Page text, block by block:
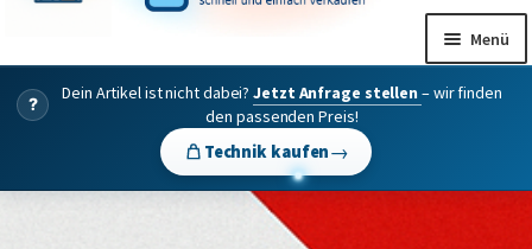
Menü
Mein Konto
verkaufen
Gebrauchte Elektronik verkaufen
?
Dein Artikel ist nicht dabei?Jetzt Anfrage stellen – wir finden
den passenden Preis!
Technik kaufen→